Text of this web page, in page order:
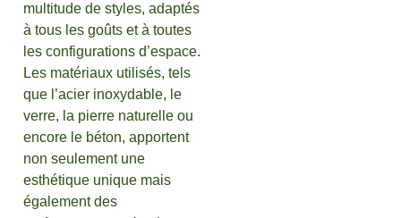
multitude de styles, adaptés
à tous les goûts et à toutes
les configurations d’espace.
Les matériaux utilisés, tels
que l’acier inoxydable, le
verre, la pierre naturelle ou
encore le béton, apportent
non seulement une
esthétique unique mais
également des